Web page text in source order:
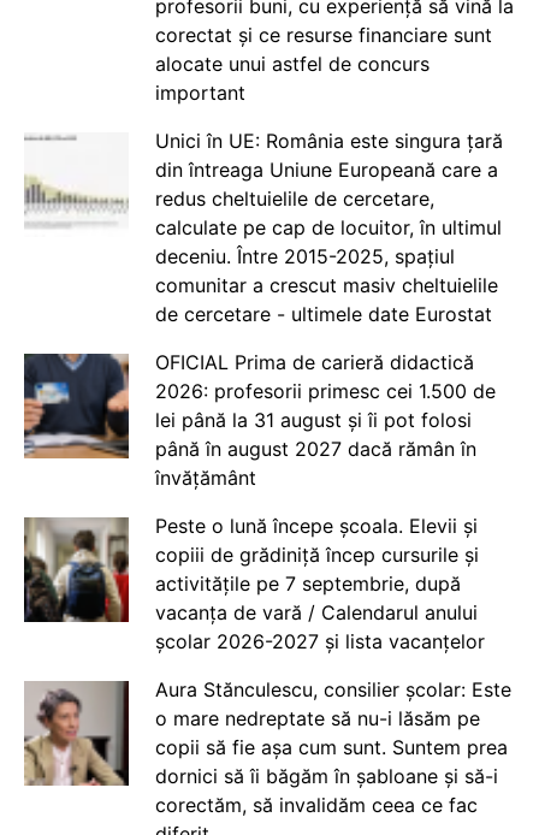
profesorii buni, cu experiență să vină la
corectat și ce resurse financiare sunt
alocate unui astfel de concurs
important
Unici în UE: România este singura țară
din întreaga Uniune Europeană care a
redus cheltuielile de cercetare,
calculate pe cap de locuitor, în ultimul
deceniu. Între 2015-2025, spațiul
comunitar a crescut masiv cheltuielile
de cercetare - ultimele date Eurostat
OFICIAL Prima de carieră didactică
2026: profesorii primesc cei 1.500 de
lei până la 31 august și îi pot folosi
până în august 2027 dacă rămân în
învățământ
Peste o lună începe școala. Elevii și
copiii de grădiniță încep cursurile și
activitățile pe 7 septembrie, după
vacanța de vară / Calendarul anului
școlar 2026-2027 și lista vacanțelor
Aura Stănculescu, consilier școlar: Este
o mare nedreptate să nu-i lăsăm pe
copii să fie așa cum sunt. Suntem prea
dornici să îi băgăm în șabloane și să-i
corectăm, să invalidăm ceea ce fac